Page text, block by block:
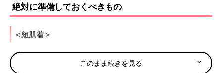
絶対に準備しておくべきもの
＜短肌着＞
目安：4～５枚
裾（すそ）が腰までの短めの肌着。
このまま続きを見る